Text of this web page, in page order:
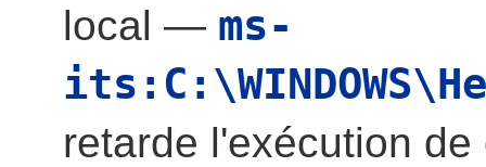
local — ms-
retarde l'exécution